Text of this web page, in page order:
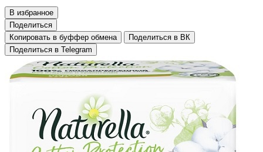
В избранное
Поделиться
Копировать в буффер обмена
Поделиться в ВК
Поделиться в Telegram